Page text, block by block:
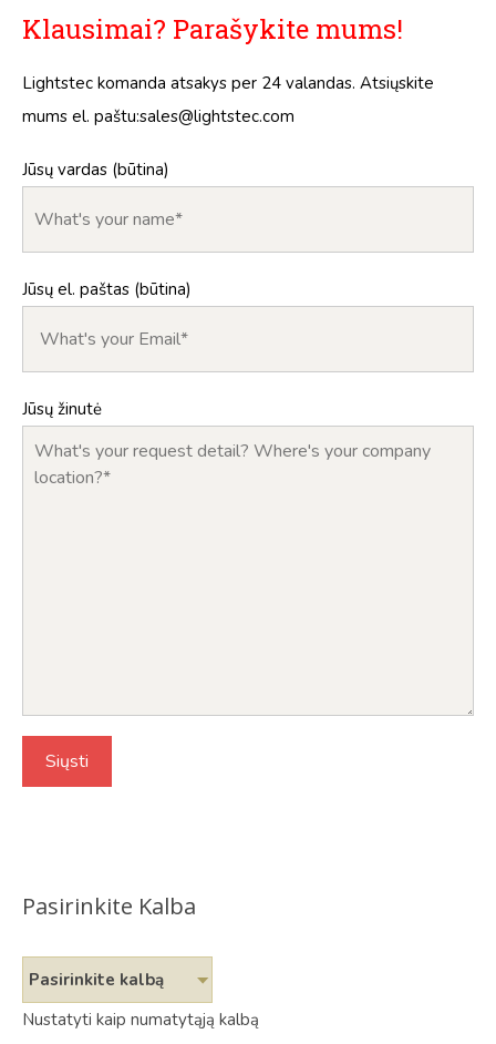
Klausimai? Parašykite mums!
Lightstec komanda atsakys per 24 valandas. Atsiųskite
mums el. paštu:sales@lightstec.com
Jūsų vardas (būtina)
Jūsų el. paštas (būtina)
Jūsų žinutė
Pasirinkite Kalba
Pasirinkite kalbą
Nustatyti kaip numatytąją kalbą